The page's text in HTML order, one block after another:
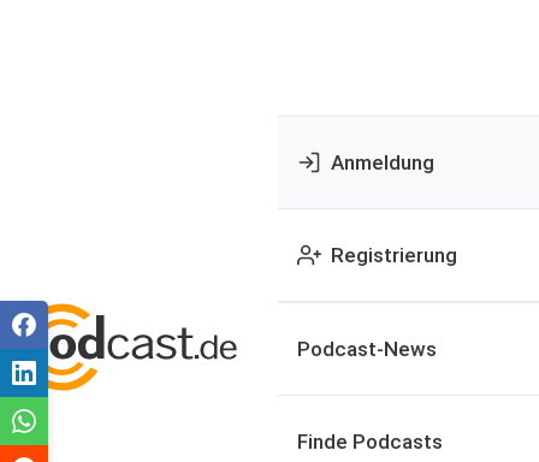
Anmeldung
Registrierung
Podcast-News
Finde Podcasts